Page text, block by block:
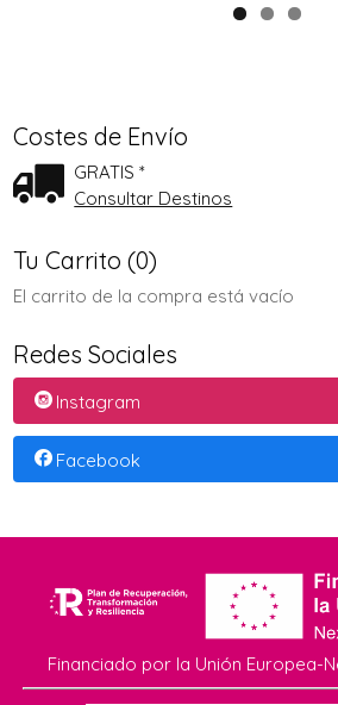
Costes de Envío
GRATIS *
Consultar Destinos
Tu Carrito (0)
El carrito de la compra está vacío
Redes Sociales
Instagram
Facebook
Financiado por la Unión Europea-